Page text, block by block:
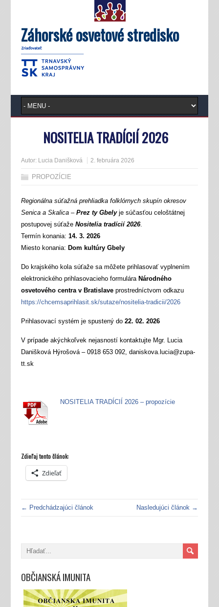
Záhorské osvetové stredisko
NOSITELIA TRADÍCIÍ 2026
Autor: Lucia Danišková 2. februára 2026
PROPOZÍCIE
Regionálna súťažná prehliadka folklórnych skupín okresov
Senica a Skalica– Prez ty Gbelyje súčasťou celoštátnej
postupovej súťaže Nositelia tradícií 2026.
Termín konania: 14. 3. 2026
Miesto konania: Dom kultúry Gbely
Do krajského kola súťaže sa môžete prihlasovať vyplnením
elektronického prihlasovacieho formulára Národného
osvetového centra v Bratislaveprostredníctvom odkazu
https://chcemsaprihlasit.sk/sutaze/nositelia-tradicii/2026
Prihlasovací systém je spustený do 22. 02. 2026
V prípade akýchkoľvek nejasností kontaktujte Mgr. Lucia
Danišková Hýrošová – 0918 653 092, daniskova.lucia@zupa-
tt.sk
NOSITELIA TRADÍCIÍ 2026 – propozície
Zdieľaj tento článok:
Zdieľať
← Predchádzajúci článok Nasledujúci článok →
OBČIANSKÁ IMUNITA